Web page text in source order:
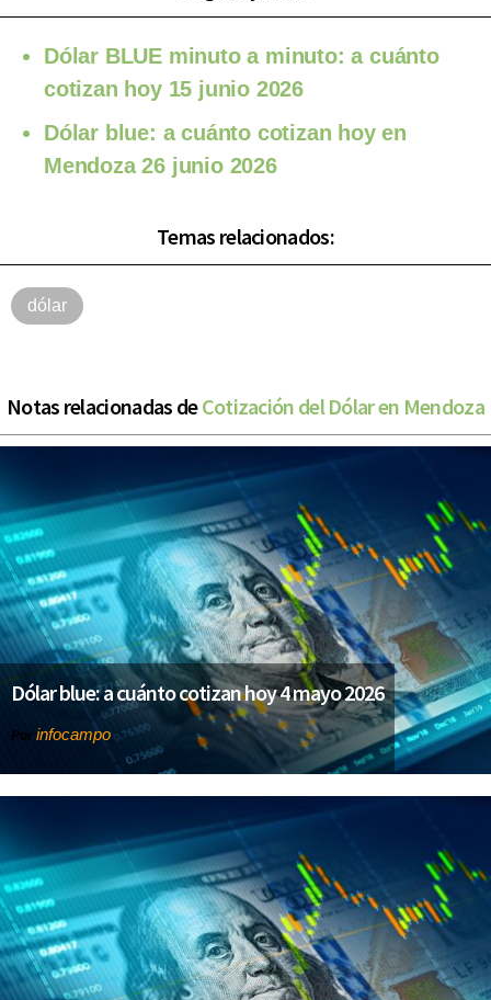
Dólar BLUE minuto a minuto: a cuánto
cotizan hoy 15 junio 2026
Dólar blue: a cuánto cotizan hoy en
Mendoza 26 junio 2026
Temas relacionados:
dólar
Notas relacionadas deCotización del Dólar en Mendoza
Dólar blue: a cuánto cotizan hoy 4 mayo 2026
Por infocampo